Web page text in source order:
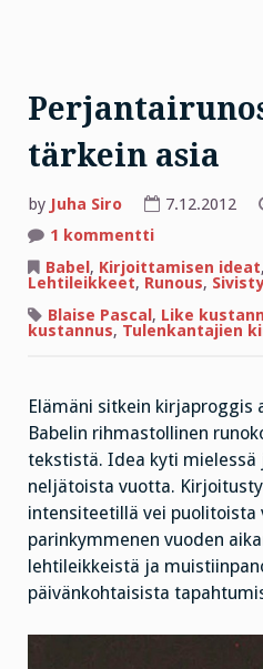
tärkein asia
by Juha Siro 7.12.2012
1 kommenttiartikkeliin
elämän
tärkein
Babel , Kirjoittamisen ideat,
Lehtileikkeet, Runous,
Blaise Pascal, Like
kustannus, Tulenkantajien
Elämäni sitkein kirjaproggis
Babelin rihmastollinen
tekstistä. Idea kyti mielessä
neljätoista vuotta.
intensiteetillä vei
parinkymmenen vuoden
lehtileikkeistä ja
päivänkohtaisista